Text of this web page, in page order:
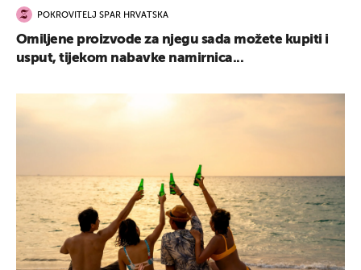
POKROVITELJ SPAR HRVATSKA
Omiljene proizvode za njegu sada možete kupiti i
usput, tijekom nabavke namirnica...